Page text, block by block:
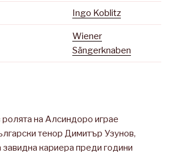
Ingo Koblitz
Wiener
Sängerknaben
ролята на Алсиндоро играе
тенор Димитър Узунов,
кариера преди години